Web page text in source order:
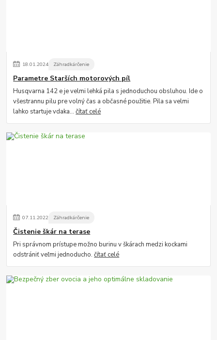
18.01.2024 Záhradkárčenie
Parametre Starších motorových píl
Husqvarna 142 e je velmi lehká pila s jednoduchou obsluhou. Ide o
všestrannu pilu pre volný čas a občasné použitie. Pila sa velmi
lahko startuje vdaka...čítať celé
07.11.2022 Záhradkárčenie
Čistenie škár na terase
Pri správnom prístupe možno burinu v škárach medzi kockami
odstrániť veľmi jednoducho.čítať celé